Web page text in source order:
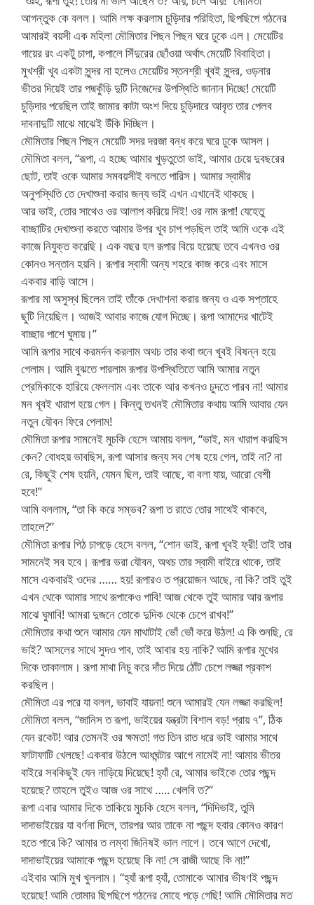
আগন্তুক কে বলল। আমি লক্ষ করলাম চুড়িদার পরিহিতা, ছিপছিপে গঠনের
আমারই বয়সী এক মহিলা মৌমিতার পিছন পিছন ঘরে ঢুকে এল। মেয়েটির
গায়ের রং একটু চাপা, কপালে সিঁদুরের ছোঁওয়া অর্থাৎ মেয়েটি বিবাহিতা।
মুখশ্রী খূব একটা সুন্দর না হলেও মেয়েটির স্তনশ্রী খূবই সুন্দর, ওড়নার
ভীতর দিয়েই তার পদ্মকুঁড়ি দুটি নিজেদের উপস্থিতি জানান দিচ্ছে! মেয়েটি
চুড়িদার পরেছিল তাই জামার কাটা অংশ দিয়ে চুড়িদারে আবৃত তার পেলব
দাবনাদুটি মাঝে মাঝেই উঁকি দিচ্ছিল।
মৌমিতার পিছন পিছন মেয়েটি সদর দরজা বন্ধ করে ঘরে ঢুকে আসল।
মৌমিতা বলল, “রূপা, এ হচ্ছে আমার খুড়তুতো ভাই, আমার চেয়ে দুবছরের
ছোট, তাই ওকে আমার সমবয়সীই বলতে পারিস। আমার স্বামীর
অনুপস্থিতি তে দেখাশুনা করার জন্য ভাই এখন এখানেই থাকছে।
আর ভাই, তোর সাথেও ওর আলাপ করিয়ে দিই! ওর নাম রূপা! যেহেতু
বাচ্ছাটির দেখাশুনা করতে আমার উপর খূব চাপ পড়ছিল তাই আমি ওকে এই
কাজে নিযুক্ত করেছি। এক বছর হল রূপার বিয়ে হয়েছে তবে এখনও ওর
কোনও সন্তান হয়নি। রূপার স্বামী অন্য শহরে কাজ করে এবং মাসে
একবার বাড়ি আসে।
রূপার মা অসুস্থ ছিলেন তাই তাঁকে দেখাশনা করার জন্য ও এক সপ্তাহে
ছুটি নিয়েছিল। আজই আবার কাজে যোগ দিচ্ছে। রূপা আমাদের খাটেই
বাচ্ছার পাশে ঘুমায়।”
আমি রূপার সাথে করমর্দন করলাম অথচ তার কথা শুনে খূবই বিষন্ন হয়ে
গেলাম। আমি বুঝতে পারলাম রূপার উপস্থিতিতে আমি আমার নতুন
প্রেমিকাকে হারিয়ে ফেললাম এবং তাকে আর কখনও চুদতে পারব না! আমার
মন খূবই খারাপ হয়ে গেল। কিন্তু তখনই মৌমিতার কথায় আমি আবার যেন
নতুন যৌবন ফিরে পেলাম!
মৌমিতা রূপার সামনেই মুচকি হেসে আমায় বলল, “ভাই, মন খারাপ করছিস
কেন? বোধহয় ভাবছিস, রূপা আসার জন্য সব শেষ হয়ে গেল, তাই না? না
রে, কিছুই শেষ হয়নি, যেমন ছিল, তাই আছে, বা বলা যায়, আরো বেশী
হবে!”
আমি বললাম, “তা কি করে সম্ভব? রূপা ত রাতে তোর সাথেই থাকবে,
তাহলে?”
মৌমিতা রূপার পিঠ চাপড়ে হেসে বলল, “শোন ভাই, রূপা খূবই ফ্রী! তাই তার
সামনেই সব হবে। রূপার ভরা যৌবন, অথচ তার স্বামী বাইরে থাকে, তাই
মাসে একবারই ওদের …… হয়! রূপারও ত প্রয়োজন আছে, না কি? তাই তুই
এখন থেকে আমার সাথে রূপাকেও পাবি! আজ থেকে তুই আমার আর রূপার
মাঝে ঘুমাবি! আমরা দুজনে তোকে দুদিক থেকে চেপে রাখব!”
মৌমিতার কথা শুনে আমার যেন মাথাটাই ভোঁ ভোঁ করে উঠল! এ কি শুনছি, রে
ভাই? আসলের সাথে সুদও পাব, তাই আবার হয় নাকি? আমি রূপার মুখের
দিকে তাকালাম। রূপা মাথা নিচু করে দাঁত দিয়ে ঠোঁট চেপে লজ্জা প্রকাশ
করছিল।
মৌমিতা এর পরে যা বলল, ভাবাই যায়না! শুনে আমারই যেন লজ্জা করছিল!
মৌমিতা বলল, “জানিস ত রূপা, ভাইয়ের যন্ত্রটা বিশাল বড়! প্রায় ৭”, ঠিক
যেন রকেট! আর তেমনই ওর ক্ষমতা! গত তিন রাত ধরে ভাই আমার সাথে
ফাটাফাটি খেলছে! একবার উঠলে আধঘন্টার আগে নামেই না! আমার ভীতর
বাইরে সবকিছুই যেন নাড়িয়ে দিয়েছে! হ্যাঁ রে, আমার ভাইকে তোর পছন্দ
হয়েছে? তাহলে তুইও আজ ওর সাথে ….. খেলবি ত?”
রূপা এবার আমার দিকে তাকিয়ে মুচকি হেসে বলল, “দিদিভাই, তুমি
দাদাভাইয়ের যা বর্ণনা দিলে, তারপর আর তাকে না পছন্দ হবার কোনও কারণ
হতে পারে কি? আমার ত লম্বা জিনিষই ভাল লাগে। তবে আগে দেখো,
দাদাভাইয়ের আমাকে পছন্দ হয়েছে কি না! সে রাজী আছে কি না!”
এইবার আমি মুখ খুললাম। “হ্যাঁ রূপা হ্যাঁ, তোমাকে আমার ভীষণই পছন্দ
হয়েছে! আমি তোমার ছিপছিপে গঠনের মোহে পড়ে গেছি! আমি মৌমিতার মত